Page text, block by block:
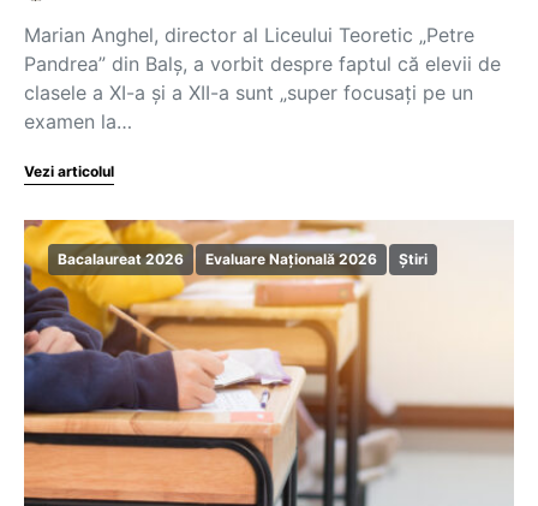
Marian Anghel, director al Liceului Teoretic „Petre
Pandrea” din Balș, a vorbit despre faptul că elevii de
clasele a XI-a și a XII-a sunt „super focusați pe un
examen la…
Vezi articolul
Bacalaureat 2026 Evaluare Națională 2026 Știri